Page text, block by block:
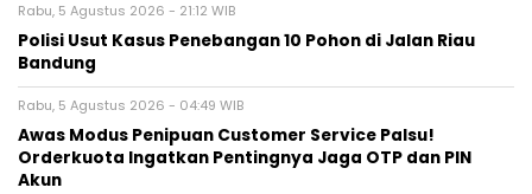
Rabu, 5 Agustus 2026 - 21:12 WIB
Polisi Usut Kasus Penebangan 10 Pohon di Jalan Riau
Bandung
Rabu, 5 Agustus 2026 - 04:49 WIB
Awas Modus Penipuan Customer Service Palsu!
Orderkuota Ingatkan Pentingnya Jaga OTP dan PIN
Akun